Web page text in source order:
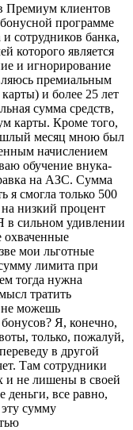
Премиум клиентов
программе
сотрудников банка,
которого является
и игнорирование
премиальным
и более 25 лет
сумма средств,
карты. Кроме того,
месяц мною был
начислением
обучение внука-
на АЗС. Сумма
я смогла только 500
низкий процент
сильном удивлении
охваченные
мои льготные
лимита при
тогда нужна
тратить
не можешь
Я, конечно,
только, пожалуй,
в другой
Там сотрудники
и не лишены в своей
деньги, все равно,
эту сумму